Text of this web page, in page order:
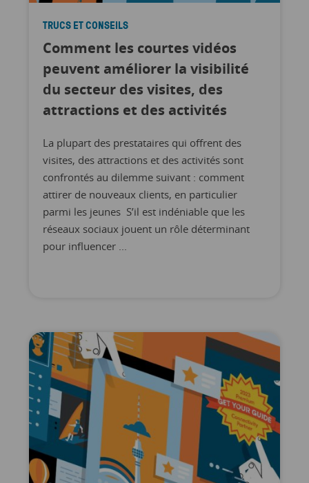
TRUCS ET CONSEILS
Comment les courtes vidéos
peuvent améliorer la visibilité
du secteur des visites, des
attractions et des activités
La plupart des prestataires qui offrent des
visites, des attractions et des activités sont
confrontés au dilemme suivant : comment
attirer de nouveaux clients, en particulier
parmi les jeunes S’il est indéniable que les
réseaux sociaux jouent un rôle déterminant
pour influencer ...